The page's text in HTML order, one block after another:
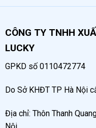
Áp suất làm việc
Thời gian nén đầy
bình hơi
Lưu lượng khí
Nguyên lý hoạt
50 lít
CÔNG TY TNHH
LUCKY
GPKD số 0110472774
Do Sở KHĐT TP Hà Nội
Địa chỉ: Thôn Thanh
Nội